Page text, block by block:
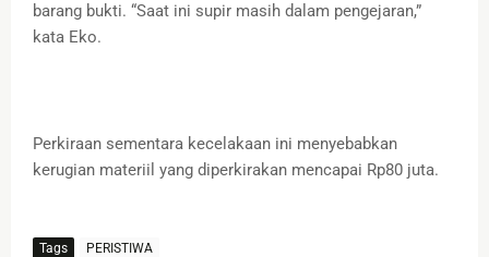
barang bukti. “Saat ini supir masih dalam pengejaran,”
kata Eko.
Perkiraan sementara kecelakaan ini menyebabkan
kerugian materiil yang diperkirakan mencapai Rp80 juta.
Tags PERISTIWA